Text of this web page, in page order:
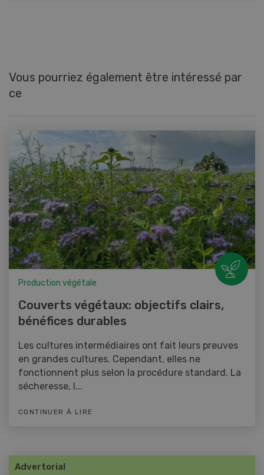
Vous pourriez également être intéressé par
ce
Production végétale
Couverts végétaux: objectifs clairs,
bénéfices durables
Les cultures intermédiaires ont fait leurs preuves
en grandes cultures. Cependant, elles ne
fonctionnent plus selon la procédure standard. La
sécheresse, l...
CONTINUER À LIRE
Advertorial